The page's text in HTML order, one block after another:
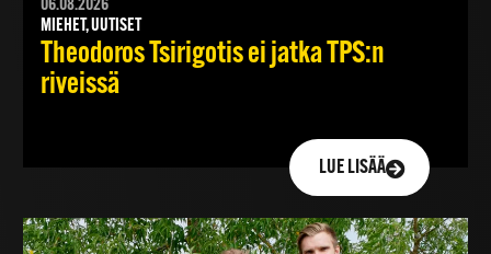
06.08.2026
MIEHET, UUTISET
Theodoros Tsirigotis ei jatka TPS:n
riveissä
LUE LISÄÄ